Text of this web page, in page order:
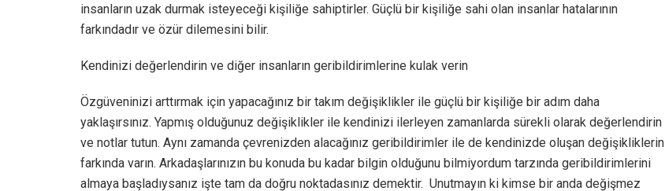
insanların uzak durmak isteyeceği kişiliğe sahiptirler. Güçlü bir kişiliğe sahi olan insanlar hatalarının
farkındadır ve özür dilemesini bilir.
Kendinizi değerlendirin ve diğer insanların geribildirimlerine kulak verin
Özgüveninizi arttırmak için yapacağınız bir takım değişiklikler ile güçlü bir kişiliğe bir adım daha
yaklaşırsınız. Yapmış olduğunuz değişiklikler ile kendinizi ilerleyen zamanlarda sürekli olarak değerlendirin
ve notlar tutun. Aynı zamanda çevrenizden alacağınız geribildirimler ile de kendinizde oluşan değişikliklerin
farkında varın. Arkadaşlarınızın bu konuda bu kadar bilgin olduğunu bilmiyordum tarzında geribildirimlerini
almaya başladıysanız işte tam da doğru noktadasınız demektir. Unutmayın ki kimse bir anda değişmez